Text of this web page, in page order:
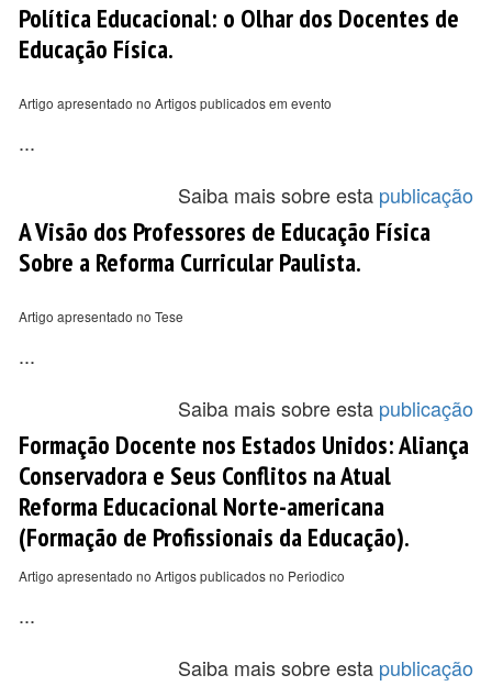
Política Educacional: o Olhar dos Docentes de
Educação Física.
Artigo apresentado no Artigos publicados em evento
...
Saiba mais sobre esta publicação
A Visão dos Professores de Educação Física
Sobre a Reforma Curricular Paulista.
Artigo apresentado no Tese
...
Saiba mais sobre esta publicação
Formação Docente nos Estados Unidos: Aliança
Conservadora e Seus Conflitos na Atual
Reforma Educacional Norte-americana
(Formação de Profissionais da Educação).
Artigo apresentado no Artigos publicados no Periodico
...
Saiba mais sobre esta publicação